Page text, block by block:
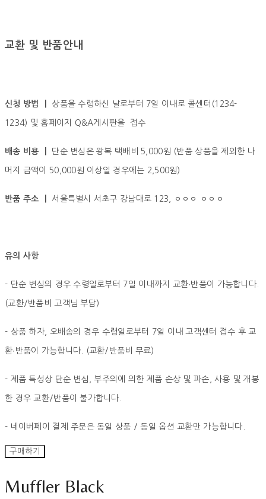
교환 및 반품안내
신청 방법 ㅣ 상품을 수령하신 날로부터 7일 이내로 콜센터(1234-
1234) 및 홈페이지 Q&A게시판을 접수
배송 비용 ㅣ 단순 변심은 왕복 택배비 5,000원 (반품 상품을 제외한 나
머지 금액이 50,000원 이상일 경우에는 2,500원)
반품 주소 ㅣ서울특별시 서초구 강남대로 123, ㅇㅇㅇ ㅇㅇㅇ
유의 사항
- 단순 변심의 경우 수령일로부터 7일 이내까지 교환∙반품이 가능합니다.
(교환/반품비 고객님 부담)
- 상품 하자, 오배송의 경우 수령일로부터 7일 이내 고객센터 접수 후 교
환∙반품이 가능합니다. (교환/반품비 무료)
- 제품 특성상 단순 변심, 부주의에 의한 제품 손상 및 파손, 사용 및 개봉
한 경우 교환/반품이 불가합니다.
- 네이버페이 결제 주문은 동일 상품 / 동일 옵션 교환만 가능합니다.
구매하기
Muffler Black